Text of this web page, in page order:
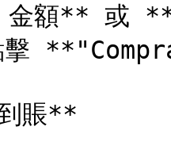
額** 或 **
擊
賬**